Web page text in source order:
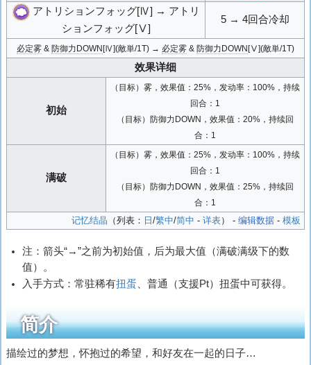
アトリションフォッグ[Ⅳ] → アトリ
ションフォッグ[Ⅴ]
5 → 4回合冷却
必定雾 & 防御力DOWN [Ⅳ](敵単/1T) → 必定雾 & 防御力DOWN [Ⅴ](敵単/1T)
效果详细
初始
（目标）雾，效果值：25%，发动率：100%，持续
回合：1
（目标）防御力DOWN，效果值：20%，持续回
合：1
满破
（目标）雾，效果值：25%，发动率：100%，持续
回合：1
（目标）防御力DOWN，效果值：25%，持续回
合：1
记忆结晶 （列表： 日 /繁中/简中 - 详表） - 编辑数据- 模板
注：箭头“→”之前为初始值，后为最大值（满破满级下的数
值）。
入手方式：常驻稀有扭蛋 、普通（支援Pt）扭蛋中可获得。
简介
描绘过的梦想，怀抱过的希望，和好友在一起的日子…